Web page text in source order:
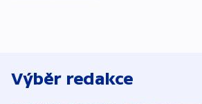
Výběr redakce